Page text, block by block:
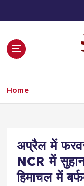
Home
अप्रैल में
NCR में
हिमाचल में